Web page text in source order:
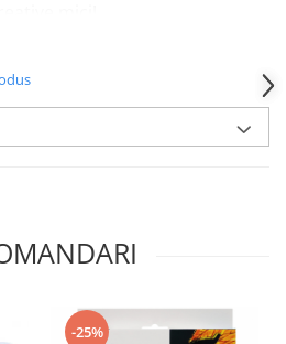
picturii!
unelte la îndemână!
peste 5 ani, ore de artă sau
-25%